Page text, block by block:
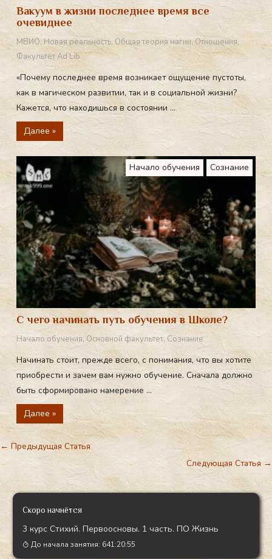
Вакуум в жизни последнее время все
очевиднее
МВИО,Новая реальность,Общая теория магии,Отношения,
Факультет Ad Lib
«Почему последнее время возникает ощущение пустоты,
как в магическом развитии, так и в социальной жизни?
Кажется, что находишься в состоянии ...
Далее »
Начало обучения Сознание
С чего начинать путь обучения в Школе?
Начало обучения,Основной факультет,Сознание
Начинать стоит, прежде всего, с понимания, что вы хотите
приобрести и зачем вам нужно обучение. Сначала должно
быть сформировано намерение ...
Далее »
← Предыдущая Статья
Следующая Статья→
Скоро начнётся
3 курс Стихий. Первоосновы. 1 часть. ПО Жизнь
До начала занятия: 641:20:54